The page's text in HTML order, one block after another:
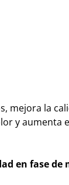
mejora la
y aumenta
en fase de